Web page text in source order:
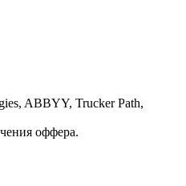
ABBYY, Trucker Path,
оффера.